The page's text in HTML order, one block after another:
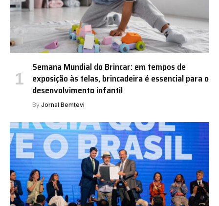
Semana Mundial do Brincar: em tempos de
exposição às telas, brincadeira é essencial para o
desenvolvimento infantil
By Jornal Bemtevi